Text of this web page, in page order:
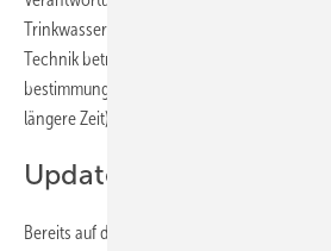
Trinkwasserversorgung nach den allgemein
Technik betrieben wird und der Mieter über
bestimmungsgemäßen Betrieb (z. B.
längere Zeit) aufzuklären ist.
Update durch Schulung
Bereits auf dem vorangegangenen